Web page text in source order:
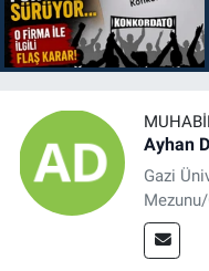
Ayhan
Gazi